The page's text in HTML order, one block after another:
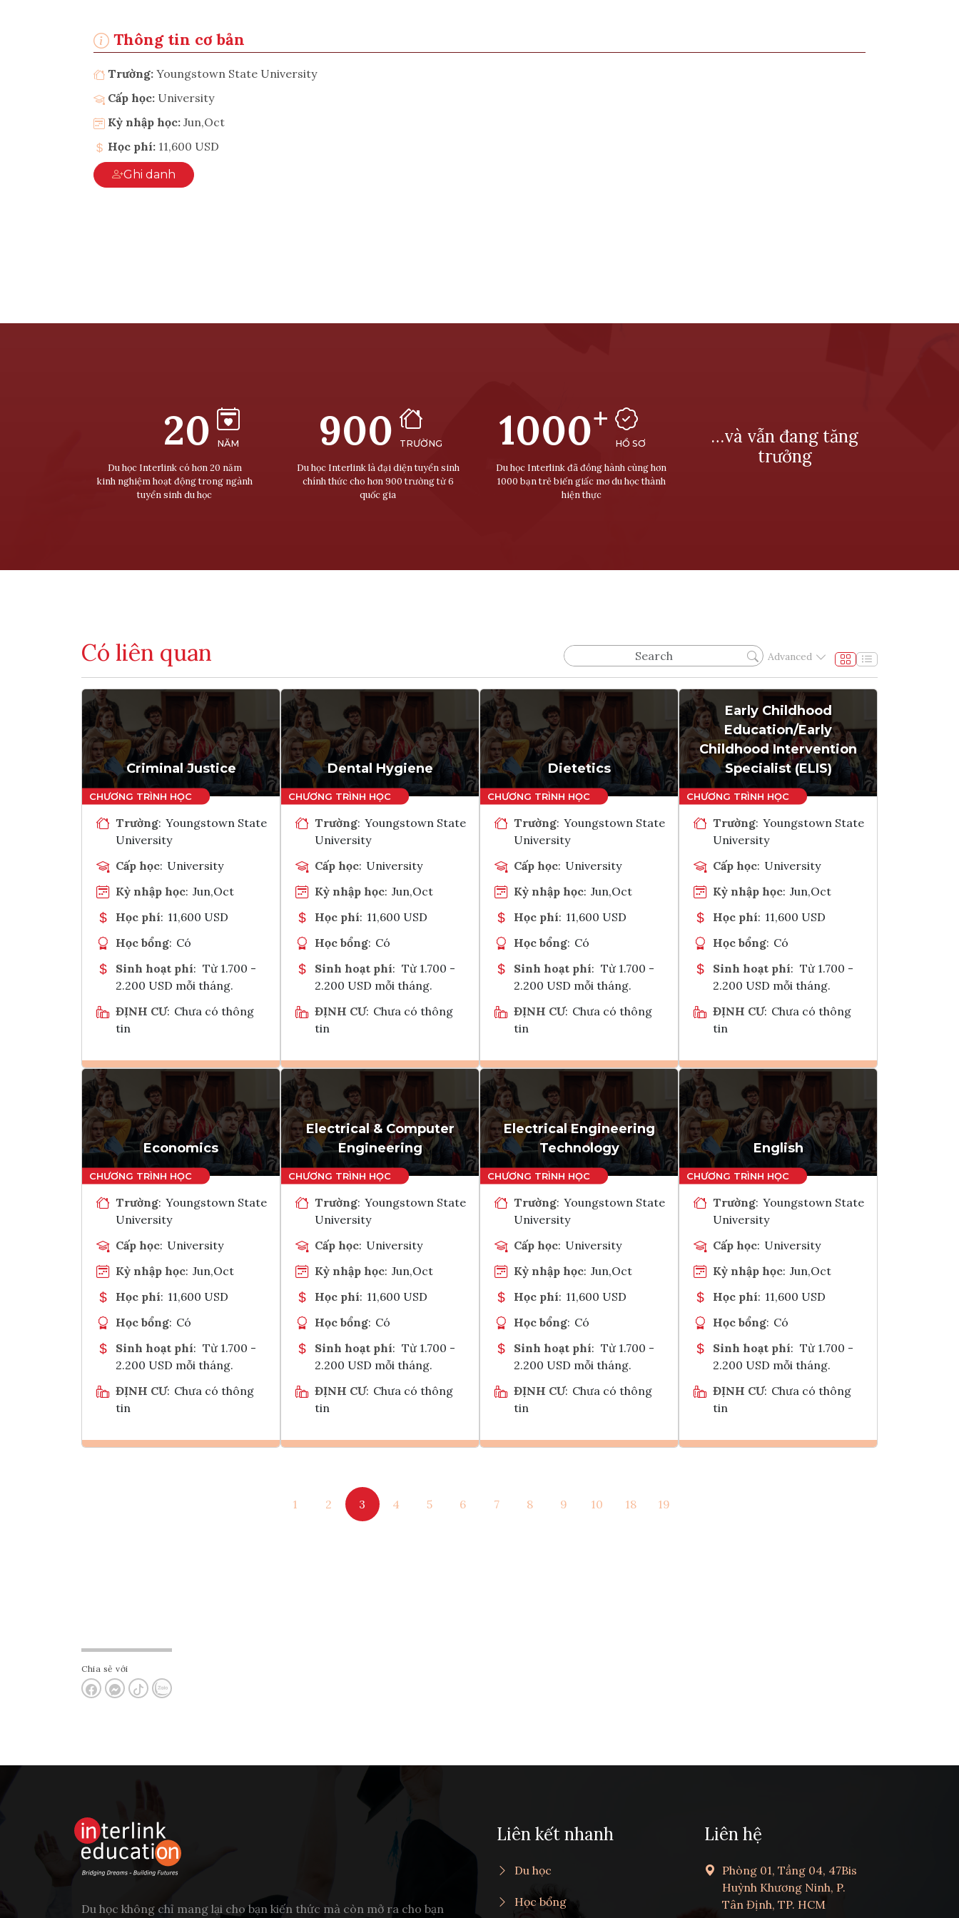
Thông tin cơ bản
Trường: Youngstown State University
Cấp học: University
Kỳ nhập học: Jun,Oct
Học phí: 11,600 USD
Ghi danh
20 NĂM
Du học Interlink có hơn 20 năm
kinh nghiệm hoạt động trong ngành
tuyển sinh du học
900 TRƯỜNG
Du học Interlink là đại diện tuyển sinh
chính thức cho hơn 900 trường từ 6
quốc gia
1000+
HỒ SƠ
Du học Interlink đã đồng hành cùng hơn
1000 bạn trẻ biến giấc mơ du học thành
hiện thực
…và vẫn đang tăng
trưởng
Có liên quan Advanced
Criminal Justice
Trường: Youngstown State
University
Cấp học: University
Kỳ nhập học: Jun,Oct
Học phí: 11,600 USD
Học bổng: Có
Sinh hoạt phí: Từ 1.700 -
2.200 USD mỗi tháng.
ĐỊNH CƯ: Chưa có thông
tin
Ghi danh
Tham vấn Interlink
Dental Hygiene
Trường: Youngstown State
University
Cấp học: University
Kỳ nhập học: Jun,Oct
Học phí: 11,600 USD
Học bổng: Có
Sinh hoạt phí: Từ 1.700 -
2.200 USD mỗi tháng.
ĐỊNH CƯ: Chưa có thông
tin
Ghi danh
Tham vấn Interlink
Dietetics
Trường: Youngstown State
University
Cấp học: University
Kỳ nhập học: Jun,Oct
Học phí: 11,600 USD
Học bổng: Có
Sinh hoạt phí: Từ 1.700 -
2.200 USD mỗi tháng.
ĐỊNH CƯ: Chưa có thông
tin
Ghi danh
Tham vấn Interlink
Early Childhood
Education/Early
Childhood Intervention
Specialist (ELIS)
Trường: Youngstown State
University
Cấp học: University
Kỳ nhập học: Jun,Oct
Học phí: 11,600 USD
Học bổng: Có
Sinh hoạt phí: Từ 1.700 -
2.200 USD mỗi tháng.
ĐỊNH CƯ: Chưa có thông
tin
Ghi danh
Tham vấn Interlink
Economics
Trường: Youngstown State
University
Cấp học: University
Kỳ nhập học: Jun,Oct
Học phí: 11,600 USD
Học bổng: Có
Sinh hoạt phí: Từ 1.700 -
2.200 USD mỗi tháng.
ĐỊNH CƯ: Chưa có thông
tin
Electrical & Computer
Engineering
Trường: Youngstown State
University
Cấp học: University
Kỳ nhập học: Jun,Oct
Học phí: 11,600 USD
Học bổng: Có
Sinh hoạt phí: Từ 1.700 -
2.200 USD mỗi tháng.
ĐỊNH CƯ: Chưa có thông
tin
Tham vấn Interlink
Electrical Engineering
Technology
Trường: Youngstown State
University
Cấp học: University
Kỳ nhập học: Jun,Oct
Học phí: 11,600 USD
Học bổng: Có
Sinh hoạt phí: Từ 1.700 -
2.200 USD mỗi tháng.
ĐỊNH CƯ: Chưa có thông
tin
Tham vấn Interlink
English
Trường: Youngstown State
University
Cấp học: University
Kỳ nhập học: Jun,Oct
Học phí: 11,600 USD
Học bổng: Có
Sinh hoạt phí: Từ 1.700 -
2.200 USD mỗi tháng.
ĐỊNH CƯ: Chưa có thông
tin
1 2 3 4 5 6 7 8 9 10 18 19
Chia sẻ với
Du học không chỉ mang lại cho bạn kiến thức mà còn mở ra cho bạn
Liên kết nhanh
Du học
Học bổng
Liên hệ
Phòng 01, Tầng 04, 47Bis
Huỳnh Khương Ninh, P.
Tân Định, TP. HCM